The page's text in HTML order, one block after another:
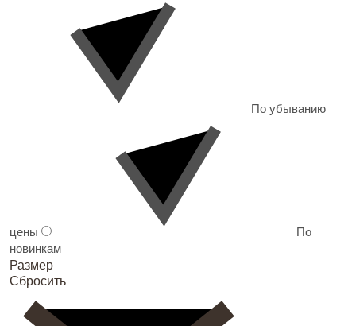
По убыванию
цены
По
новинкам
Размер
Сбросить